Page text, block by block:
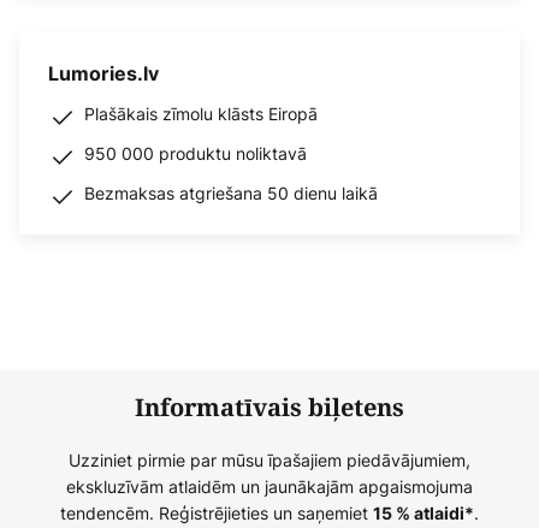
Lumories.lv
Plašākais zīmolu klāsts Eiropā
950 000 produktu noliktavā
Bezmaksas atgriešana 50 dienu laikā
Informatīvais biļetens
Uzziniet pirmie par mūsu īpašajiem piedāvājumiem,
ekskluzīvām atlaidēm un jaunākajām apgaismojuma
tendencēm. Reģistrējieties un saņemiet 15 % atlaidi*.